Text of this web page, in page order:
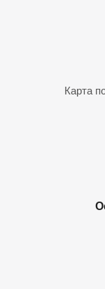
Карта